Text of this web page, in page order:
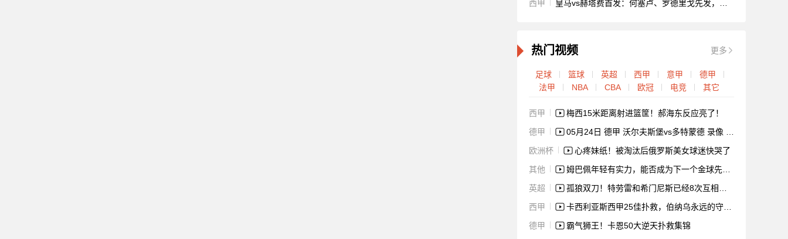
西甲
皇马vs赫塔费首发：何塞卢、罗德里戈先发，莫德里奇、凯帕出战
热门视频 更多
足球 篮球 英超 西甲 意甲
德甲
法甲
NBA CBA 欧冠 电竞 其它
西甲
梅西15米距离射进篮筐！郝海东反应亮了！
德甲
05月24日 德甲 沃尔夫斯堡vs多特蒙德 录像 集锦
欧洲杯
心疼妹纸！被淘汰后俄罗斯美女球迷快哭了
其他
姆巴佩年轻有实力，能否成为下一个金球先生？
英超
孤狼双刀！特劳雷和希门尼斯已经8次互相助攻进球，效率英超第一
西甲
卡西利亚斯西甲25佳扑救，伯纳乌永远的守护神。
德甲
霸气狮王！卡恩50大逆天扑救集锦